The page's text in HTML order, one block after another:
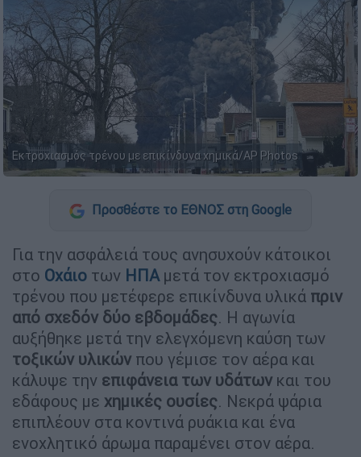
Εκτροχιασμός τρένου με επικίνδυνα χημικά/AP Photos
Προσθέστε το ΕΘΝΟΣ στη Google
Για την ασφάλειά τους ανησυχούν κάτοικοι
στο Οχάιο των ΗΠΑ μετά τον εκτροχιασμό
τρένου που μετέφερε επικίνδυνα υλικά πριν
από σχεδόν δύο εβδομάδες. Η αγωνία
αυξήθηκε μετά την ελεγχόμενη καύση των
τοξικών υλικών που γέμισε τον αέρα και
κάλυψε την επιφάνεια των υδάτων και του
εδάφους με χημικές ουσίες. Νεκρά ψάρια
επιπλέουν στα κοντινά ρυάκια και ένα
ενοχλητικό άρωμα παραμένει στον αέρα.